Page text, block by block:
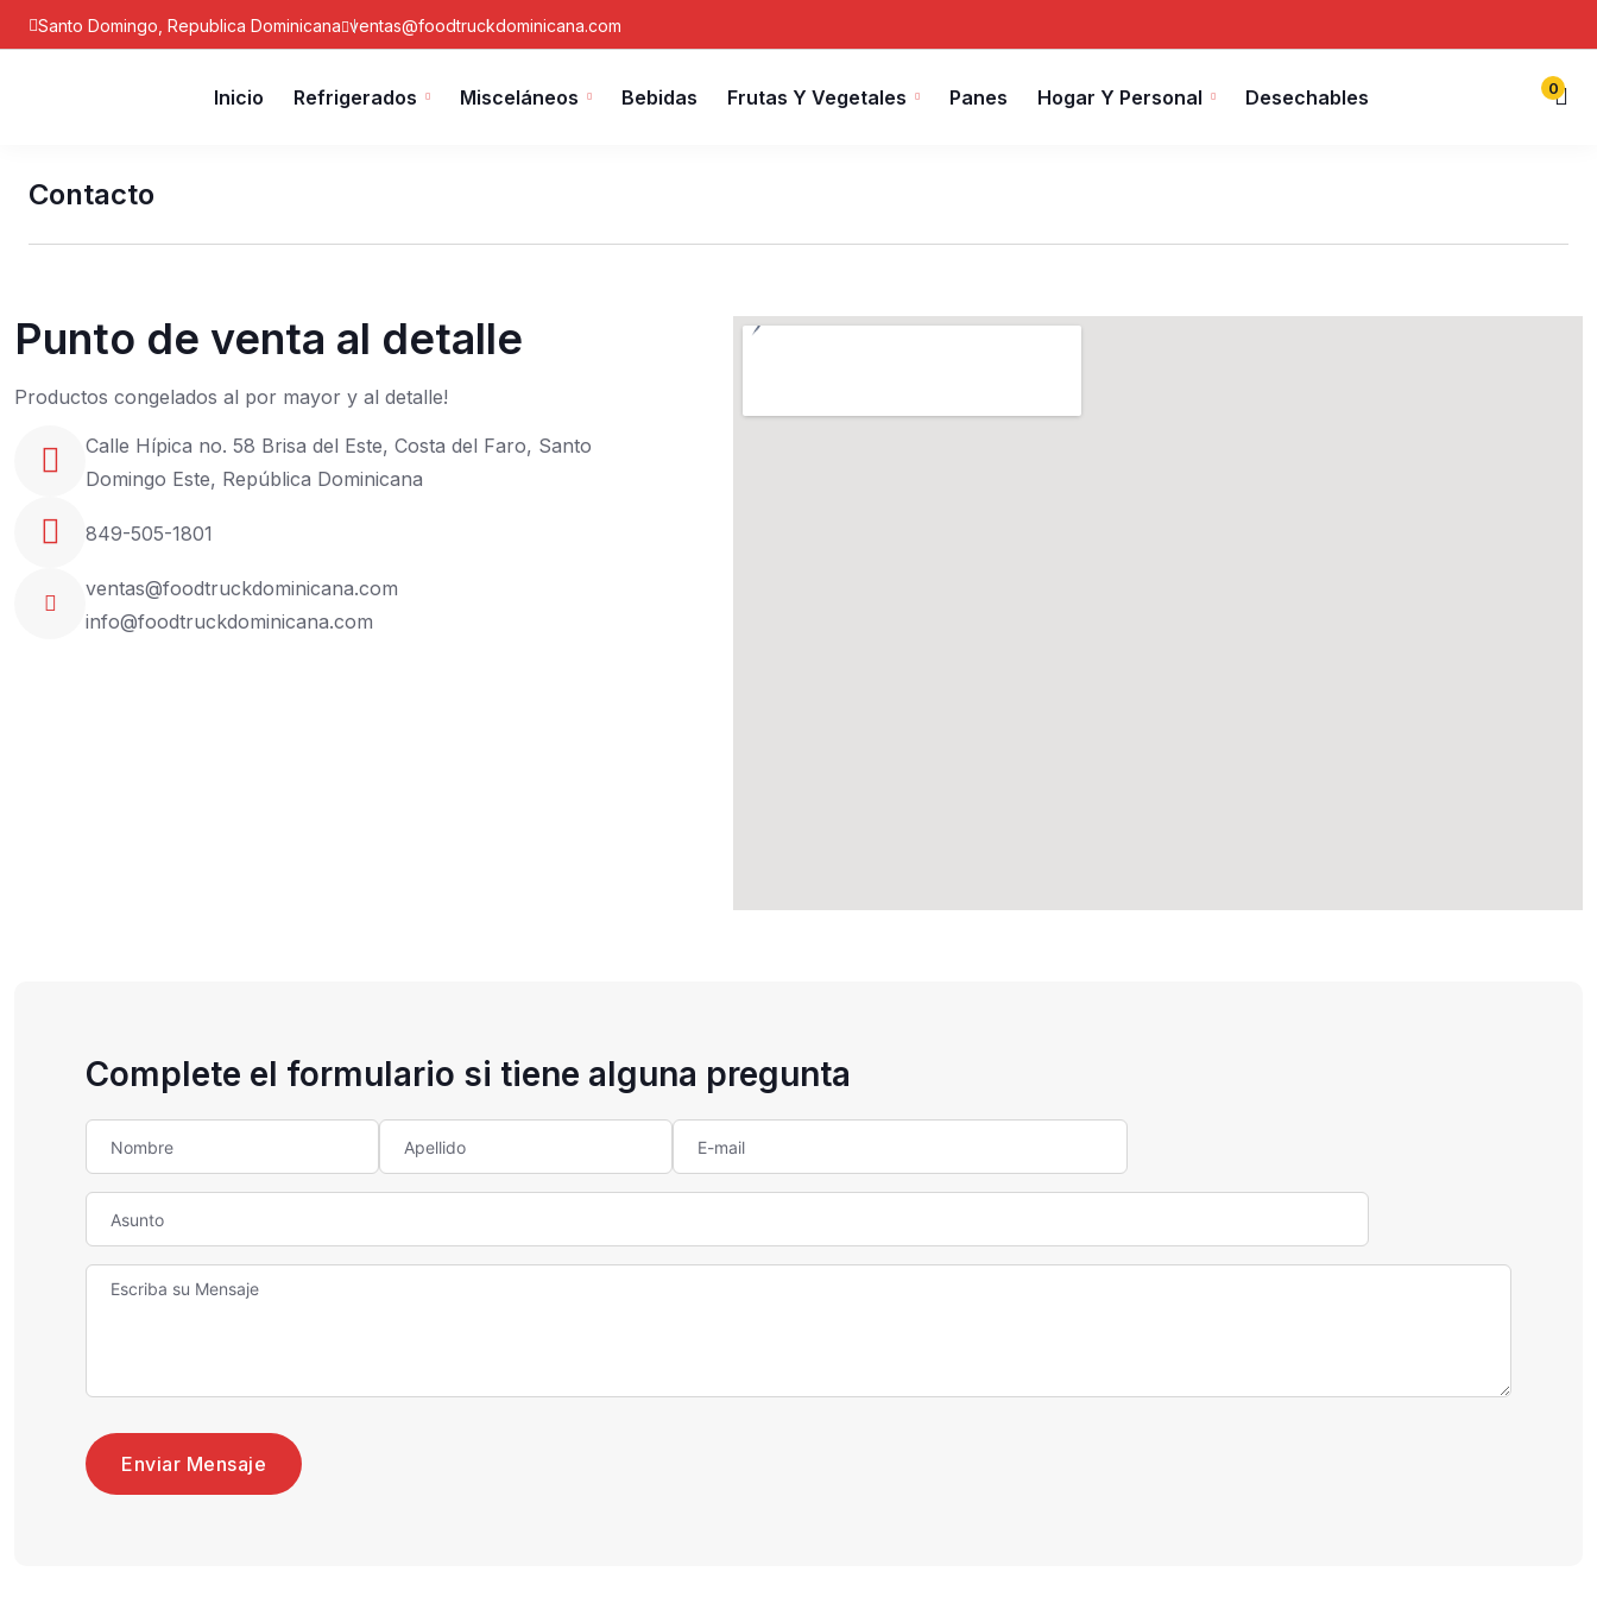
Santo Domingo, Republica Dominicana ventas@foodtruckdominicana.com
Inicio Refrigerados Misceláneos Bebidas Frutas Y Vegetales Panes Hogar Y Personal Desechables 0
Contacto
Punto de venta al detalle
Productos congelados al por mayor y al detalle!
Calle Hípica no. 58 Brisa del Este, Costa del Faro, Santo
Domingo Este, República Dominicana
849-505-1801
ventas@foodtruckdominicana.com
info@foodtruckdominicana.com
Complete el formulario si tiene alguna pregunta
Enviar Mensaje